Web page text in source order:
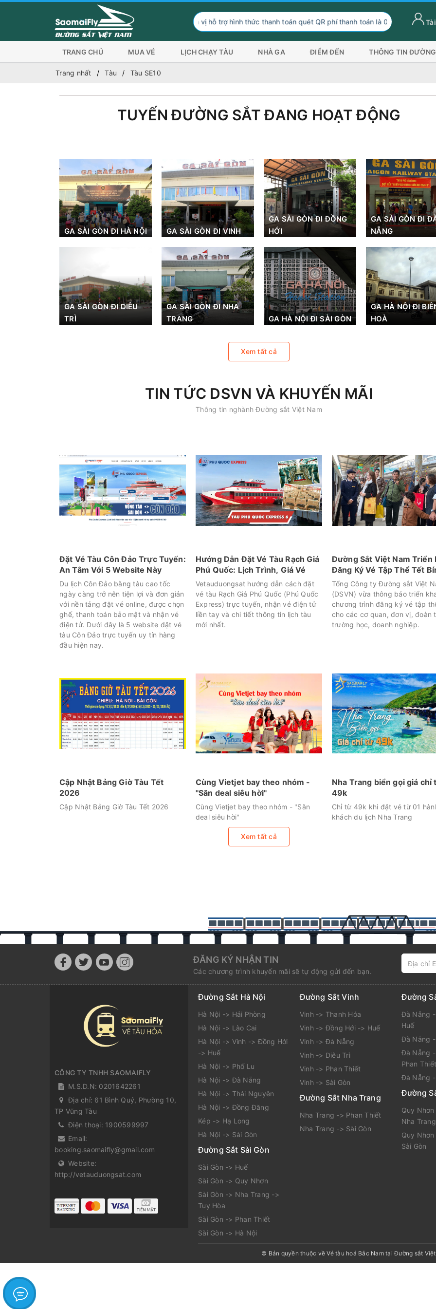
Đơn vị hỗ trợ hình thức thanh toán quét QR phí thanh toán là 0 đồng, ngoài hình thức
TRANG CHỦ MUA VÉ LỊCH CHẠY TÀU NHÀ GA ĐIỂM ĐẾN THÔNG TIN
Trang nhất Tàu Tàu SE10
TUYẾN ĐƯỜNG SẮT ĐANG HOẠT ĐỘNG
GA SÀI GÒN ĐI HÀ NỘI GA SÀI GÒN ĐI VINH
GA SÀI GÒN ĐI ĐỒNG
HỚI
GA SÀI GÒN ĐI
NẴNG
GA SÀI GÒN ĐI DIÊU
TRÌ
GA SÀI GÒN ĐI NHA
TRANG
GA HÀ NỘI ĐI SÀI GÒN
GA HÀ NỘI ĐI
HOÀ
Xem tất cả
TIN TỨC DSVN VÀ KHUYẾN MÃI
Thông tin nghành Đường sắt Việt Nam
Đặt Vé Tàu Côn Đảo Trực Tuyến:
An Tâm Với 5 Website Này
Du lịch Côn Đảo bằng tàu cao tốc
ngày càng trở nên tiện lợi và đơn giản
với nền tảng đặt vé online, được chọn
ghế, thanh toán bảo mật và nhận vé
điện tử. Dưới đây là 5 website đặt vé
tàu Côn Đảo trực tuyến uy tín hàng
đầu hiện nay.
Hướng Dẫn Đặt Vé Tàu Rạch Giá
Phú Quốc: Lịch Trình, Giá Vé
Vetauduongsat hướng dẫn cách đặt
vé tàu Rạch Giá Phú Quốc (Phú Quốc
Express) trực tuyến, nhận vé điện tử
liền tay và chi tiết thông tin lịch tàu
mới nhất.
Đường Sắt Việt Nam Triển
Đăng Ký Vé Tập Thể Tết
Ngọ 2026
Tổng Công ty Đường sắt Việt
(DSVN) vừa thông báo triển
chương trình đăng ký vé tập
cho các cơ quan, đơn vị, đoàn
trường học, doanh nghiệp.
Cập Nhật Bảng Giờ Tàu Tết
2026
Cập Nhật Bảng Giờ Tàu Tết 2026
Cùng Vietjet bay theo nhóm -
"Săn deal siêu hời"
Cùng Vietjet bay theo nhóm - "Săn
deal siêu hời"
Nha Trang biển gọi giá chỉ
49k
Chỉ từ 49k khi đặt vé từ 01
khách du lịch Nha Trang
Xem tất cả
ĐĂNG KÝ NHẬN TIN
Các chương trình khuyến mãi sẽ tự động gửi đến bạn.
CÔNG TY TNHH SAOMAIFLY
M.S.D.N: 0201642261
Địa chỉ: 61 Bình Quý, Phường 10,
TP Vũng Tàu
Điện thoại: 1900599997
Email:
booking.saomaifly@gmail.com
Website:
http://vetauduongsat.com
Đường Sắt Hà Nội
Hà Nội -> Hải Phòng
Hà Nội -> Lào Cai
Hà Nội -> Vinh -> Đồng Hới
-> Huế
Hà Nội -> Phố Lu
Hà Nội -> Đà Nẵng
Hà Nội -> Thái Nguyên
Hà Nội -> Đồng Đăng
Kép -> Hạ Long
Hà Nội -> Sài Gòn
Đường Sắt Sài Gòn
Sài Gòn -> Huế
Sài Gòn -> Quy Nhơn
Sài Gòn -> Nha Trang ->
Tuy Hòa
Sài Gòn -> Phan Thiết
Sài Gòn -> Hà Nội
Đường Sắt Vinh
Vinh -> Thanh Hóa
Vinh -> Đồng Hới -> Huế
Vinh -> Đà Nẵng
Vinh -> Diêu Trì
Vinh -> Phan Thiết
Vinh -> Sài Gòn
Đường Sắt Nha Trang
Nha Trang -> Phan Thiết
Nha Trang -> Sài Gòn
Đường
Đà Nẵng
Huế
Đà Nẵng
Đà Nẵng
Phan Thiết
Đà Nẵng -
Đường
Quy
Nha Trang
Quy
Sài Gòn
© Bản quyền thuộc vềVé tàu hoả Bắc Nam tại Đường sắt